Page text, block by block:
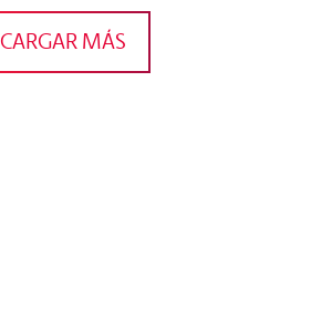
CARGAR MÁS